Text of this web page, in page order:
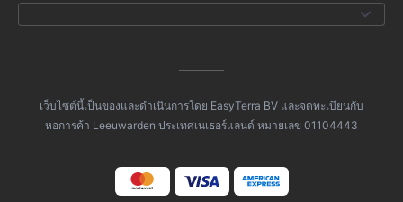
เว็บไซต์นี้เป็นของและดำเนินการโดย EasyTerra BV และจดทะเบียนกับ
หอการค้า Leeuwarden ประเทศเนเธอร์แลนด์ หมายเลข 01104443